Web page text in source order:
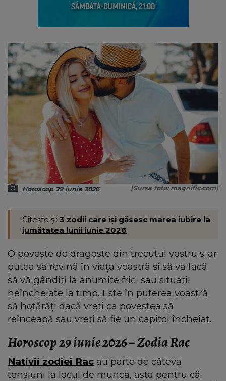
Horoscop 29 iunie 2026 [Sursa foto: magnific.com]
Citește și: 3 zodii care își găsesc marea iubire la
jumătatea lunii iunie 2026
O poveste de dragoste din trecutul vostru s-ar
putea să revină în viața voastră și să vă facă
să vă gândiți la anumite frici sau situații
neîncheiate la timp. Este în puterea voastră
să hotărăți dacă vreți ca povestea să
reînceapă sau vreți să fie un capitol încheiat.
Horoscop 29 iunie 2026 – Zodia Rac
Nativii zodiei Rac au parte de câteva
tensiuni la locul de muncă, asta pentru că